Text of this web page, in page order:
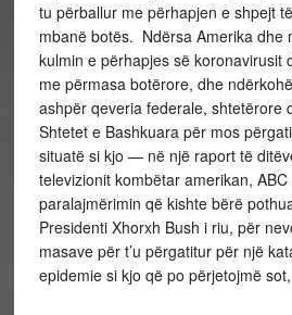
tu përballur me përhapjen e shpejt
mbanë botës. Ndërsa Amerika dhe
kulmin e përhapjes së koronavirusit
me përmasa botërore, dhe
ashpër qeveria federale, shtetërore
Shtetet e Bashkuara për mos
situatë si kjo — në një raport të
televizionit kombëtar amerikan,
paralajmërimin që kishte bërë
Presidenti Xhorxh Bush i riu, për
masave për t’u përgatitur për një
epidemie si kjo që po përjetojmë